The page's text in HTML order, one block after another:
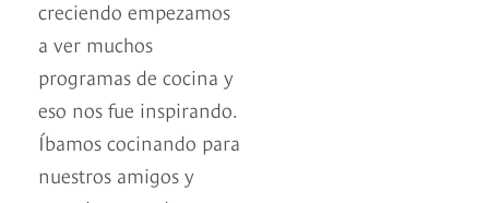
creciendo empezamos
a ver muchos
programas de cocina y
eso nos fue inspirando.
Íbamos cocinando para
nuestros amigos y